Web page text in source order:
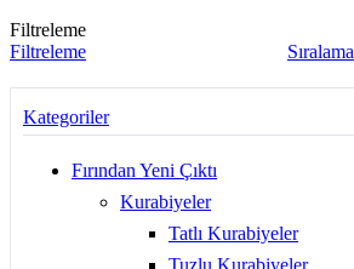
Filtreleme
Filtreleme
Sıralama
Kategoriler
Fırından Yeni Çıktı
Kurabiyeler
Tatlı Kurabiyeler
Tuzlu Kurabiyeler